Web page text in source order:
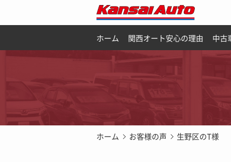
ホーム 関西オート安心の理由 中古
ホーム お客様の声 生野区のT様